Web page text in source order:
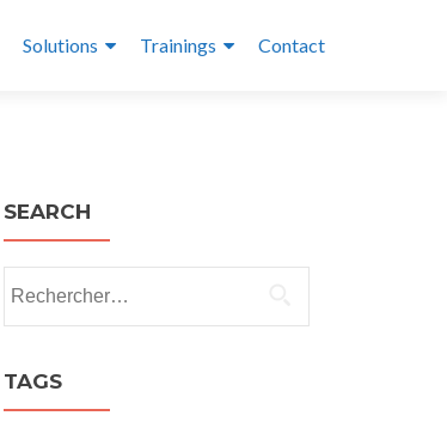
Solutions Trainings Contact
SEARCH
TAGS